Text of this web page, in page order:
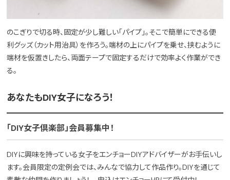
のこぎりで切る時、固定が少し難しい「パイプ」。そこで簡単にできる便
利グッズ（カット用治具）を作ろう。端材の上にパイプを乗せ、挟むように
端材を仮置きしたら、両面テープで固定するだけで効率よく作業ができ
る。
あなたもDIY女子になろう！
「DIY女子倶楽部」会員募集中！
DIYに興味を持っている女子をエンチョーDIYアドバイザーがお手伝いし
ます。会員限定の定例会では、みんなで協力して作品作り。DIYを通じて